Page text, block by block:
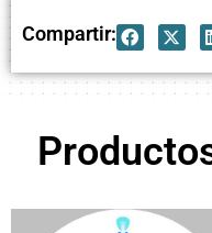
Compartir: